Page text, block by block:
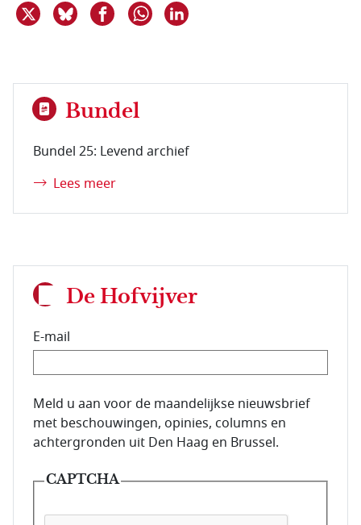
Deel dit item op X
Deel dit item op Bluesky
Deel dit item op Facebook
Delen via WhatsApp
Bundel
Bundel 25: Levend archief
Lees meer
De Hofvijver
E-mail
E-mailadres van de abonnee.
Meld u aan voor de maandelijkse nieuwsbrief
met beschouwingen, opinies, columns en
achtergronden uit Den Haag en Brussel.
CAPTCHA